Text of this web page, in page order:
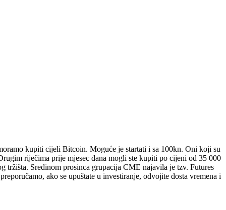
kupiti cijeli Bitcoin. Moguće je startati i sa 100kn. Oni koji su
riječima prije mjesec dana mogli ste kupiti po cijeni od 35 000
tržišta. Sredinom prosinca grupacija CME najavila je tzv. Futures
ako se upuštate u investiranje, odvojite dosta vremena i